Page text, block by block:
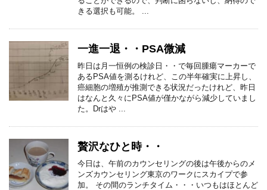
きる選択も可能。 ...
一進一退・・PSA微減
昨日は月一恒例の検診日・・で毎回腫瘍マーカーで
あるPSA値を測るけれど、この半年確実に上昇し、
癌細胞の増殖が推測できる状況だったけれど、昨日
はなんと久々にPSA値が僅かながら減少していまし
た。Drはや ...
贅沢なひと時・・
今日は、午前のカウンセリングの後は午後からのメ
ンズカウンセリング東京のワークにスカイプで参
加。 その間のランチタイム・・・いつもはほとんど